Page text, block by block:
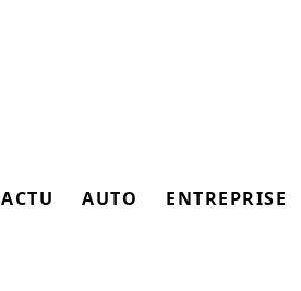
ACTU AUTO ENTREPRISE